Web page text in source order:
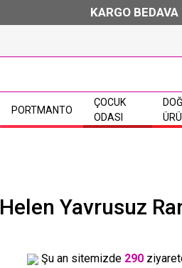
KARGO BEDAVA
PORTMANTO
ÇOCUK
ODASI
Helen Yavrusuz
Şu an sitemizde 290